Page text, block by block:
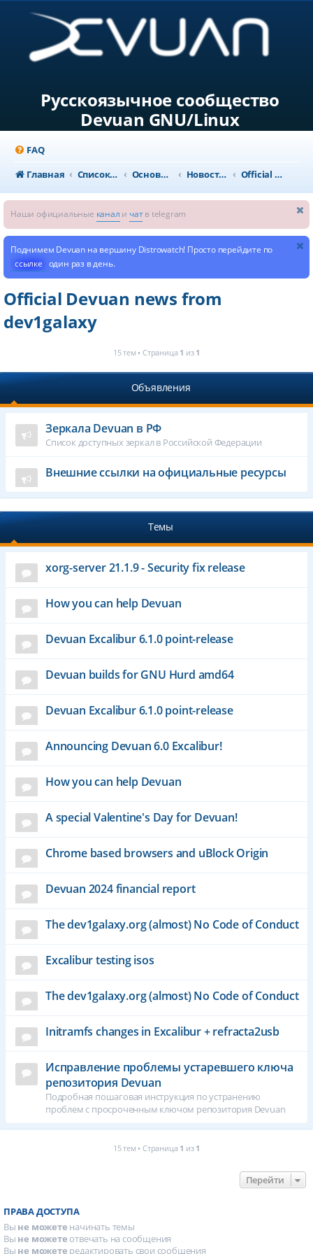
Русскоязычное сообщество
Devuan GNU/Linux
FAQ
Главная
Список форумов Основной раздел Новости и объявления Official Devuan news from dev1galaxy
Наши официальные канал и чатв telegram
Поднимем Devuan на вершину Distrowatch! Просто перейдите по
ссылке один раз в день.
Official Devuan news from
dev1galaxy
15 тем • Страница 1 из 1
Объявления
Зеркала Devuan в РФ
Список доступных зеркал в Российской Федерации
Внешние ссылки на официальные ресурсы
Темы
xorg-server 21.1.9 - Security fix release
How you can help Devuan
Devuan Excalibur 6.1.0 point-release
Devuan builds for GNU Hurd amd64
Devuan Excalibur 6.1.0 point-release
Announcing Devuan 6.0 Excalibur!
How you can help Devuan
A special Valentine's Day for Devuan!
Chrome based browsers and uBlock Origin
Devuan 2024 financial report
The dev1galaxy.org (almost) No Code of Conduct
Excalibur testing isos
The dev1galaxy.org (almost) No Code of Conduct
Initramfs changes in Excalibur + refracta2usb
Исправление проблемы устаревшего ключа
репозитория Devuan
Подробная пошаговая инструкция по устранению
проблем с просроченным ключом репозитория Devuan
15 тем • Страница 1 из 1
Перейти
ПРАВА ДОСТУПА
Вы не можете начинать темы
Вы не можете отвечать на сообщения
Вы не можете редактировать свои сообщения